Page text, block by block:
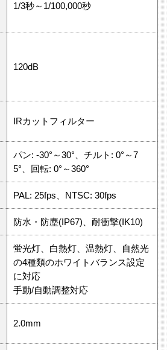
1/3秒～1/100,000秒
120dB
IRカットフィルター
パン: -30°～30°、チルト: 0°～7
5°、回転: 0°～360°
PAL: 25fps、NTSC: 30fps
防水・防塵(IP67)、耐衝撃(IK10)
蛍光灯、白熱灯、温熱灯、自然光
の4種類のホワイトバランス設定
に対応
手動/自動調整対応
2.0mm